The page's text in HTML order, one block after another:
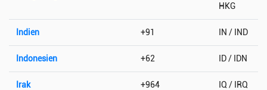
HKG
Indien +91 IN / IND
Indonesien +62 ID / IDN
Irak +964 IQ / IRQ